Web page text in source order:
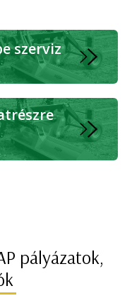
szerviz
pályázatok,